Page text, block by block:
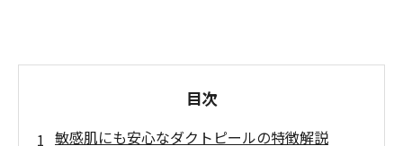
目次
敏感肌にも安心なダクトピールの特徴解説